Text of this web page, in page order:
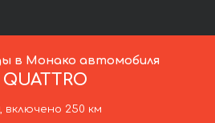
в Монако автомобиля
включено 250 км